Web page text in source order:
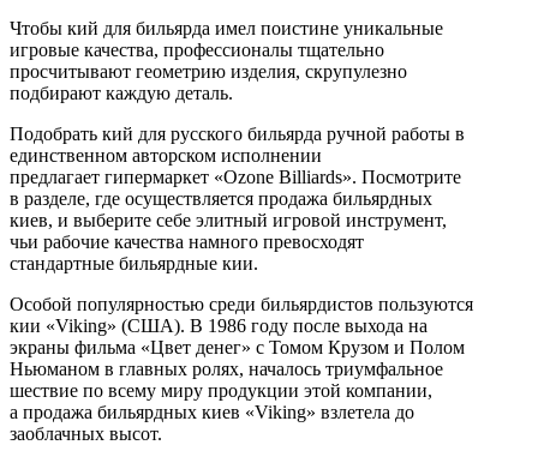
Чтобы кий для бильярда имел поистине уникальные
игровые качества, профессионалы тщательно
просчитывают геометрию изделия, скрупулезно
подбирают каждую деталь.
Подобрать кий для русского бильярда ручной работы в
единственном авторском исполнении
предлагает гипермаркет «Ozone Billiards». Посмотрите
в разделе, где осуществляется продажа бильярдных
киев, и выберите себе элитный игровой инструмент,
чьи рабочие качества намного превосходят
стандартные бильярдные кии.
Особой популярностью среди бильярдистов пользуются
кии «Viking» (США). В 1986 году после выхода на
экраны фильма «Цвет денег» с Томом Крузом и Полом
Ньюманом в главных ролях, началось триумфальное
шествие по всему миру продукции этой компании,
а продажа бильярдных киев «Viking» взлетела до
заоблачных высот.